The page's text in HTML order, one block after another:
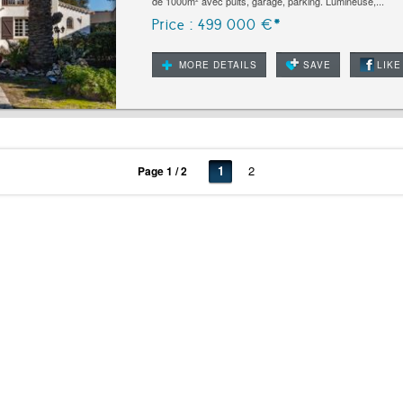
Price : 499 000 €*
MORE DETAILS SAVE LIKE
Page 1 / 2 1 2